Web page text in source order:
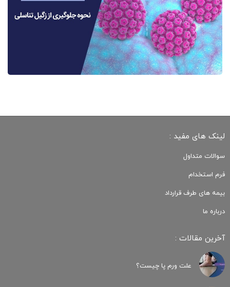
لینک های مفید :
سوالات متداول
فرم استخدام
بیمه های طرف قرارداد
درباره ما
آخرین مقالات :
علت ورم پا چیست؟